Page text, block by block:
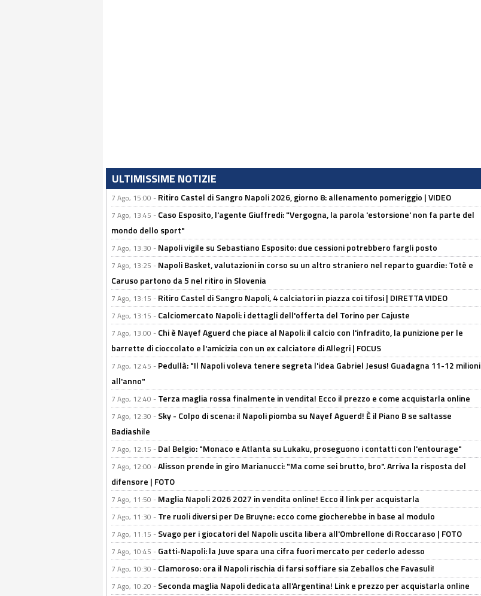
ULTIMISSIME NOTIZIE
7 Ago, 15:00 - Ritiro Castel di Sangro Napoli 2026, giorno 8: allenamento pomeriggio | VIDEO
7 Ago, 13:45 - Caso Esposito, l'agente Giuffredi: "Vergogna, la parola 'estorsione' non fa parte del
mondo dello sport"
7 Ago, 13:30 - Napoli vigile su Sebastiano Esposito: due cessioni potrebbero fargli posto
7 Ago, 13:25 - Napoli Basket, valutazioni in corso su un altro straniero nel reparto guardie: Totè e
Caruso partono da 5 nel ritiro in Slovenia
7 Ago, 13:15 - Ritiro Castel di Sangro Napoli, 4 calciatori in piazza coi tifosi | DIRETTA VIDEO
7 Ago, 13:15 - Calciomercato Napoli: i dettagli dell'offerta del Torino per Cajuste
7 Ago, 13:00 - Chi è Nayef Aguerd che piace al Napoli: il calcio con l'infradito, la punizione per le
barrette di cioccolato e l'amicizia con un ex calciatore di Allegri | FOCUS
7 Ago, 12:45 - Pedullà: "Il Napoli voleva tenere segreta l'idea Gabriel Jesus! Guadagna 11-12 milioni
all'anno"
7 Ago, 12:40 - Terza maglia rossa finalmente in vendita! Ecco il prezzo e come acquistarla online
7 Ago, 12:30 - Sky - Colpo di scena: il Napoli piomba su Nayef Aguerd! È il Piano B se saltasse
Badiashile
7 Ago, 12:15 - Dal Belgio: "Monaco e Atlanta su Lukaku, proseguono i contatti con l'entourage"
7 Ago, 12:00 -Alisson prende in giro Marianucci: "Ma come sei brutto, bro". Arriva la risposta del
difensore | FOTO
7 Ago, 11:50 - Maglia Napoli 2026 2027 in vendita online! Ecco il link per acquistarla
7 Ago, 11:30 - Tre ruoli diversi per De Bruyne: ecco come giocherebbe in base al modulo
7 Ago, 11:15 - Svago per i giocatori del Napoli: uscita libera all'Ombrellone di Roccaraso | FOTO
7 Ago, 10:45 - Gatti-Napoli: la Juve spara una cifra fuori mercato per cederlo adesso
7 Ago, 10:30 - Clamoroso: ora il Napoli rischia di farsi soffiare sia Zeballos che Favasuli!
7 Ago, 10:20 - Seconda maglia Napoli dedicata all'Argentina! Link e prezzo per acquistarla online